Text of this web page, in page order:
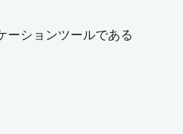
ーションツールである